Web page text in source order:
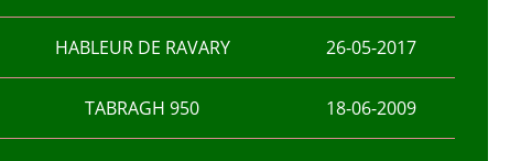
HABLEUR DE RAVARY 26-05-2017
TABRAGH 950 18-06-2009